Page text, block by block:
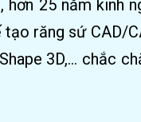
25 năm kinh
răng sứ CAD/
3D,… chắc